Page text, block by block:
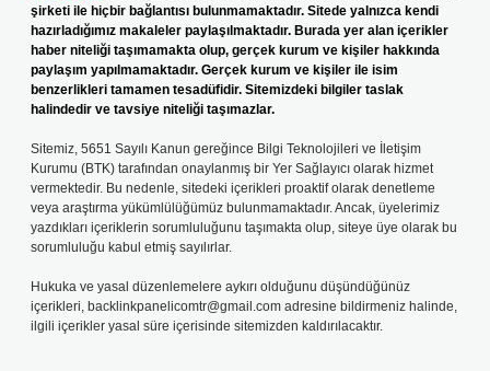
şirketi ile hiçbir bağlantısı bulunmamaktadır. Sitede yalnızca kendi
hazırladığımız makaleler paylaşılmaktadır. Burada yer alan içerikler
haber niteliği taşımamakta olup, gerçek kurum ve kişiler hakkında
paylaşım yapılmamaktadır. Gerçek kurum ve kişiler ile isim
benzerlikleri tamamen tesadüfidir. Sitemizdeki bilgiler taslak
halindedir ve tavsiye niteliği taşımazlar.
Sitemiz, 5651 Sayılı Kanun gereğince Bilgi Teknolojileri ve İletişim
Kurumu (BTK) tarafından onaylanmış bir Yer Sağlayıcı olarak hizmet
vermektedir. Bu nedenle, sitedeki içerikleri proaktif olarak denetleme
veya araştırma yükümlülüğümüz bulunmamaktadır. Ancak, üyelerimiz
yazdıkları içeriklerin sorumluluğunu taşımakta olup, siteye üye olarak bu
sorumluluğu kabul etmiş sayılırlar.
Hukuka ve yasal düzenlemelere aykırı olduğunu düşündüğünüz
içerikleri, backlinkpanelicomtr@gmail.com adresine bildirmeniz halinde,
ilgili içerikler yasal süre içerisinde sitemizden kaldırılacaktır.